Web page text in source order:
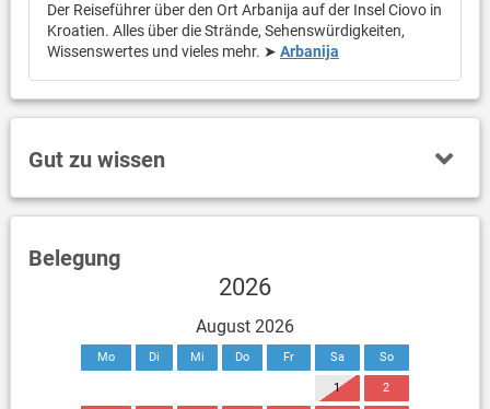
Der Reiseführer über den Ort Arbanija auf der Insel Ciovo in
Kroatien. Alles über die Strände, Sehenswürdigkeiten,
Wissenswertes und vieles mehr. ➤ Arbanija
Gut zu wissen
Belegung
2026
August 2026
Mo Di Mi Do Fr Sa So
1 2